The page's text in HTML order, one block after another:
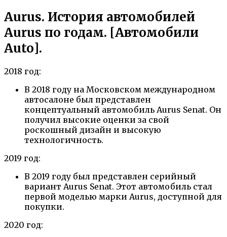
Aurus. История автомобилей
Aurus по годам. [Автомобили
Auto].
2018 год:
В 2018 году на Московском международном
автосалоне был представлен
концептуальный автомобиль Aurus Senat. Он
получил высокие оценки за свой
роскошный дизайн и высокую
технологичность.
2019 год:
В 2019 году был представлен серийный
вариант Aurus Senat. Этот автомобиль стал
первой моделью марки Aurus, доступной для
покупки.
2020 год: